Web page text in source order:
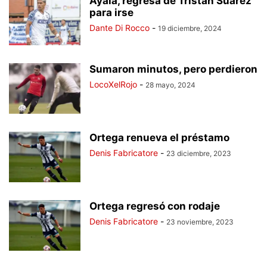
para irse
Dante Di Rocco - 19 diciembre, 2024
Sumaron minutos, pero perdieron
LocoXelRojo - 28 mayo, 2024
Ortega renueva el préstamo
Denis Fabricatore - 23 diciembre, 2023
Ortega regresó con rodaje
Denis Fabricatore - 23 noviembre, 2023